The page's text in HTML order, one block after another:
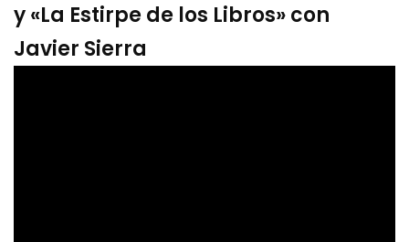
y «La Estirpe de los Libros» con
Javier Sierra